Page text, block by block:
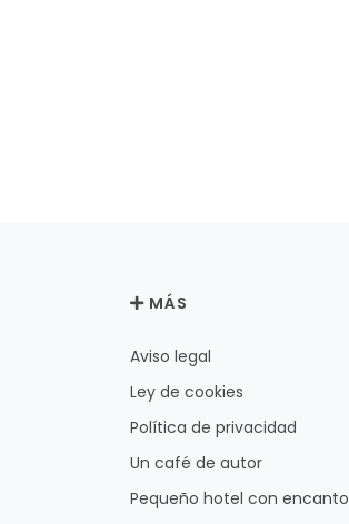
MÁS
Aviso legal
Ley de cookies
Política de privacidad
Un café de autor
Pequeño hotel con encanto